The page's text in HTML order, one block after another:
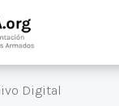
Digital